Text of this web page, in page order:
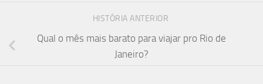
HISTÓRIA ANTERIOR
Qual o mês mais barato para viajar pro Rio de
Janeiro?